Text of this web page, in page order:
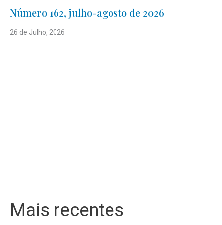
Número 162, julho-agosto de 2026
26 de Julho, 2026
Mais recentes